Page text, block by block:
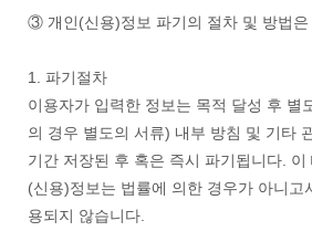
③ 개인(신용)정보 파기의 절차 및 방법은
1. 파기절차
이용자가 입력한 정보는 목적 달성 후 별
의 경우 별도의 서류) 내부 방침 및 기타
기간 저장된 후 혹은 즉시 파기됩니다. 이
(신용)정보는 법률에 의한 경우가 아니고
용되지 않습니다.